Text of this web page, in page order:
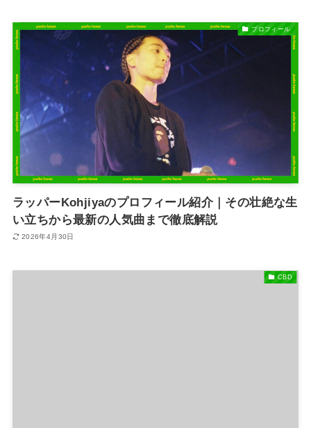
プロフィール
ラッパーKohjiyaのプロフィール紹介｜その壮絶な生
い立ちから最新の人気曲まで徹底解説
2026年4月30日
CBD